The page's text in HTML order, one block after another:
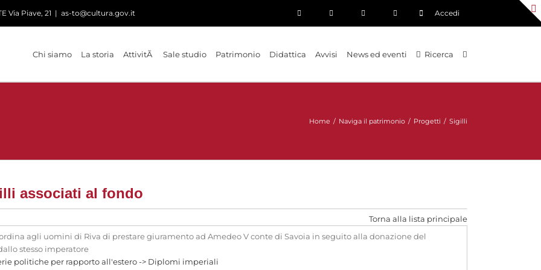
Via Piave, 21 | as-to@cultura.gov.it Accedi
Chi siamo La storia AttivitÃ Sale studio Patrimonio Didattica Avvisi News ed eventi Ricerca
Home / Naviga il patrimonio / Progetti / Sigilli
associati al fondo
Torna alla lista principale
agli uomini di Riva di prestare giuramento ad Amedeo V conte di Savoia in seguito alla donazione del
stesso imperatore
politiche per rapporto all'estero -> Diplomi imperiali